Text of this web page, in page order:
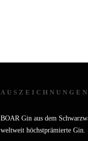
AUSZEICHNUNGEN
BOAR Gin aus dem
weltweit höchstprämierte Gin.